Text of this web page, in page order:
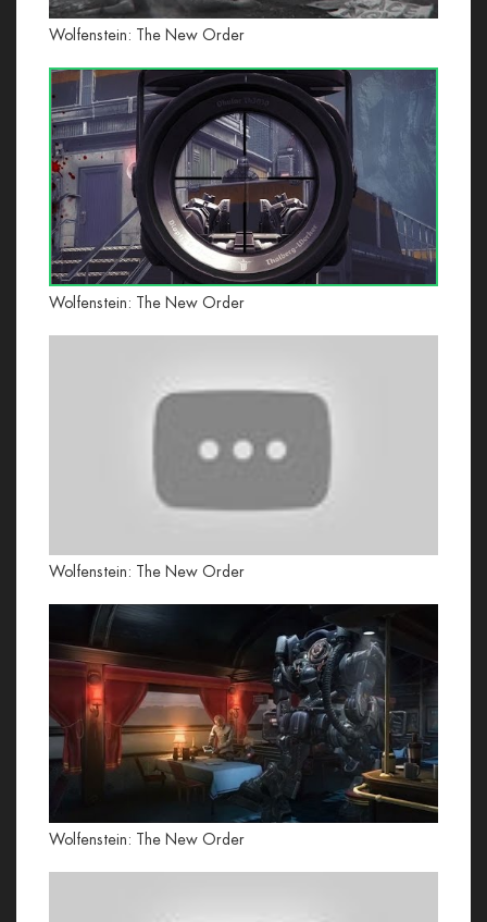
Wolfenstein: The New Order
Wolfenstein: The New Order
Wolfenstein: The New Order
Wolfenstein: The New Order